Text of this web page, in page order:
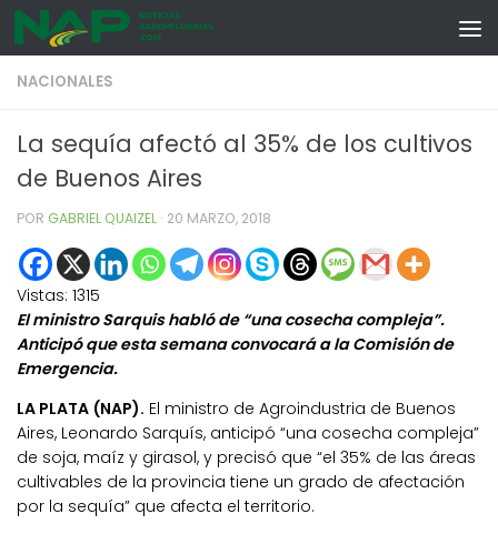
Skip to content
NACIONALES
La sequía afectó al 35% de los cultivos
de Buenos Aires
POR GABRIEL QUAIZEL · 20 MARZO, 2018
Vistas: 1315
El ministro Sarquis habló de “una cosecha compleja”.
Anticipó que esta semana convocará a la Comisión de
Emergencia.
LA PLATA (NAP). El ministro de Agroindustria de Buenos
Aires, Leonardo Sarquís, anticipó “una cosecha compleja”
de soja, maíz y girasol, y precisó que “el 35% de las áreas
cultivables de la provincia tiene un grado de afectación
por la sequía” que afecta el territorio.